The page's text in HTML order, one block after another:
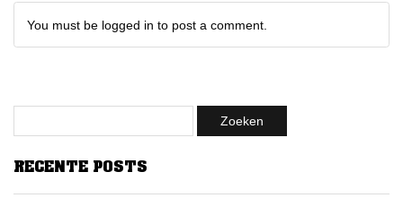
You must be logged in to post a comment.
RECENTE POSTS